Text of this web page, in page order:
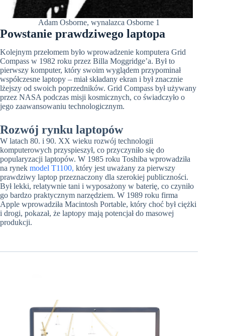
Adam Osborne, wynalazca Osborne 1
Powstanie prawdziwego laptopa
Kolejnym przełomem było wprowadzenie komputera Grid
Compass w 1982 roku przez Billa Moggridge’a. Był to
pierwszy komputer, który swoim wyglądem przypominał
współczesne laptopy – miał składany ekran i był znacznie
lżejszy od swoich poprzedników. Grid Compass był używany
przez NASA podczas misji kosmicznych, co świadczyło o
jego zaawansowaniu technologicznym.
Rozwój rynku laptopów
W latach 80. i 90. XX wieku rozwój technologii
komputerowych przyspieszył, co przyczyniło się do
popularyzacji laptopów. W 1985 roku Toshiba wprowadziła
na rynek model T1100, który jest uważany za pierwszy
prawdziwy laptop przeznaczony dla szerokiej publiczności.
Był lekki, relatywnie tani i wyposażony w baterię, co czyniło
go bardzo praktycznym narzędziem. W 1989 roku firma
Apple wprowadziła Macintosh Portable, który choć był ciężki
i drogi, pokazał, że laptopy mają potencjał do masowej
produkcji.